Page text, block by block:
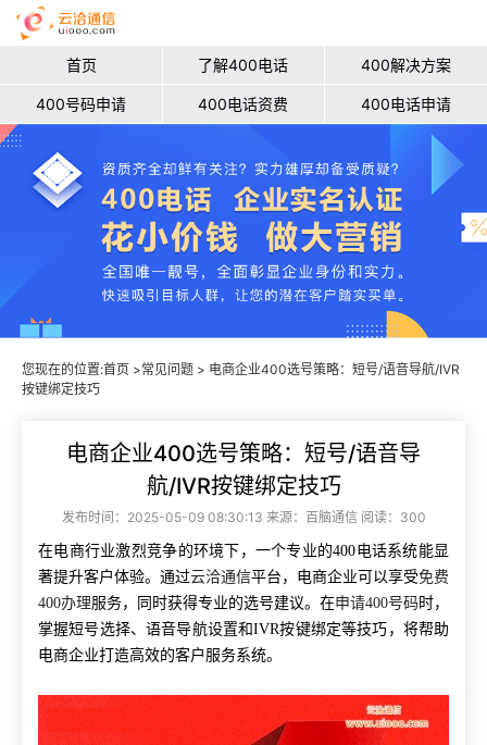
首页 了解400电话 400解决方案
400号码申请 400电话资费 400电话申请
您现在的位置:首页 >常见问题 > 电商企业400选号策略：短号/语音导航/IVR
按键绑定技巧
电商企业400选号策略：短号/语音导
航/IVR按键绑定技巧
发布时间：2025-05-09 08:30:13 来源：百脑通信 阅读：300
在电商行业激烈竞争的环境下，一个专业的400电话系统能显
著提升客户体验。通过云洽通信平台，电商企业可以享受免费
400办理服务，同时获得专业的选号建议。在申请400号码时，
掌握短号选择、语音导航设置和IVR按键绑定等技巧，将帮助
电商企业打造高效的客户服务系统。